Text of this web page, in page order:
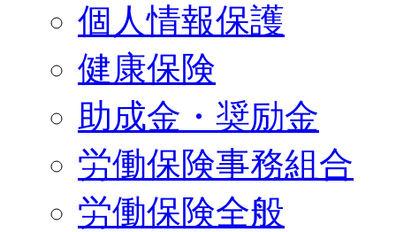
個人情報保護
健康保険
助成金・奨励金
労働保険事務組合
労働保険全般